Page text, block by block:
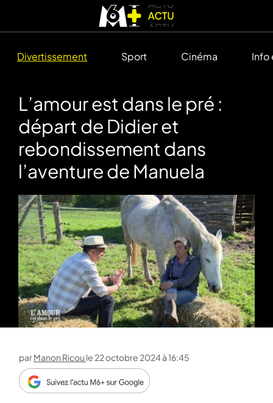
Divertissement Sport Cinéma Info
L’amour est dans le pré :
départ de Didier et
rebondissement dans
l’aventure de Manuela
parManon Ricou le 22 octobre 2024 à 16:45